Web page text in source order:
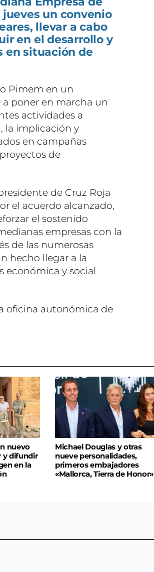
un convenio
llevar a cabo
en el desarrollo y
en situación de
Pimem en un
poner en marcha un
actividades a
la implicación y
en campañas
de
de Cruz Roja
el acuerdo alcanzado,
el sostenido
empresas con la
de las numerosas
hecho llegar a la
económica y social
oficina autonómica de
nuevo
y difundir
en la
Michael Douglas y otras
nueve personalidades,
primeros embajadores
«Mallorca, Tierra de Honor»